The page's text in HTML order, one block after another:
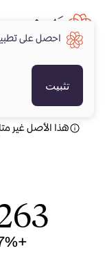
هذا الأصل غير
+1.77%
احصل على
تثبيت